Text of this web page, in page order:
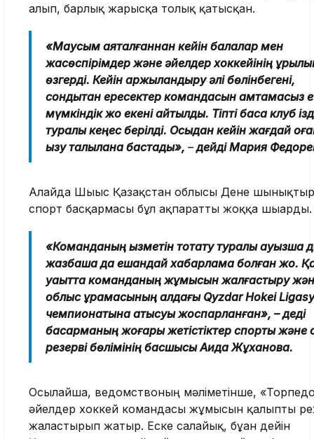
алып, барлық жарысқа толық қатысқан.
«Маусым аяқталғаннан кейін балалар мен
жасөспірімдер және әйелдер хоккейінің
өзгерді. Кейін қаржыландыру әлі бөлінбегені,
сондықтан ересектер командасын қамтамасыз
мүмкіндік жоқ екені айтылды. Тіпті басқа клуб
туралы кеңес берілді. Осыдан кейін жағдай
қызу талқылана бастады», –дейді Мария
Алайда Шығыс Қазақстан облысы Дене
спорт басқармасы бұл ақпаратты жоққа шығарды.
«Команданың қызметін тоқтату туралы ауызша
жазбаша да ешқандай хабарлама болған жоқ.
уақытта команданың жұмысын жалғастыру
облыс құрамасының алдағы Qyzdar Hokei Ligasy
чемпионатына қатысуы жоспарланған», – деді
басқарманың жоғары жетістіктер спорты және
резерві бөлімінің басшысы Аида Жұханова.
Осылайша, ведомствоның мәліметінше,
әйелдер хоккей командасы жұмысын қалыпты
жалғастырып жатыр. Еске салайық, бұған дейін